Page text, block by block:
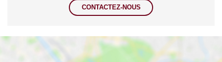
CONTACTEZ-NOUS